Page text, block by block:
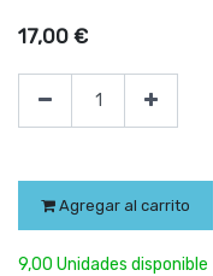
17,00 €
Agregar al carrito
9,00 Unidades disponible